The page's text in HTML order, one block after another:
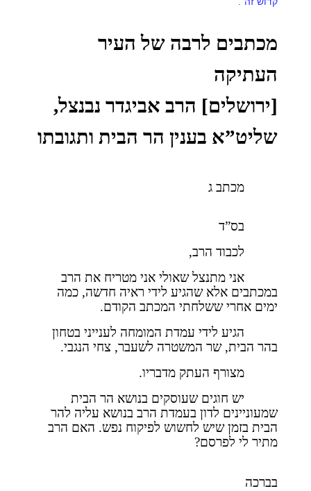
מכתבים לרבה של העיר
העתיקה
[ירושלים] הרב אביגדר נבנצל,
שליט”א בענין הר הבית ותגובתו
מכתב ג
בס”ד
לכבוד הרב,
אני מתנצל שאולי אני מטריח את הרב
במכתבים אלא שהגיע לידי ראיה חדשה, כמה
ימים אחרי ששלחתי המכתב הקודם.
הגיע לידי עמדת המומחה לענייני בטחון
בהר הבית, שר המשטרה לשעבר, צחי הנגבי.
מצורף העתק מדבריו.
יש חוגים שעוסקים בנושא הר הבית
שמעוניינים לדון בעמדת הרב בנושא עליה להר
הבית בזמן שיש לחשוש לפיקוח נפש. האם הרב
מתיר לי לפרסם?
בברכה